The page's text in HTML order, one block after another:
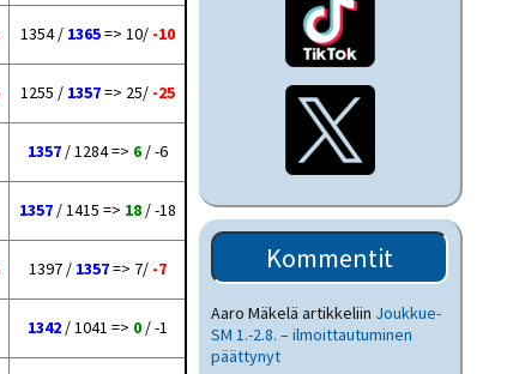
1354 / 1365=> 10/ -10
1255 / 1357=> 25/ -25
1357/ 1284 => 6/ -6
1357/ 1415 => 18/ -18
1397 / 1357=> 7/ -7
1342/ 1041 => 0/ -1
Kommentit
Aaro Mäkelä artikkeliin Joukkue-
SM 1.-2.8. – ilmoittautuminen
päättynyt